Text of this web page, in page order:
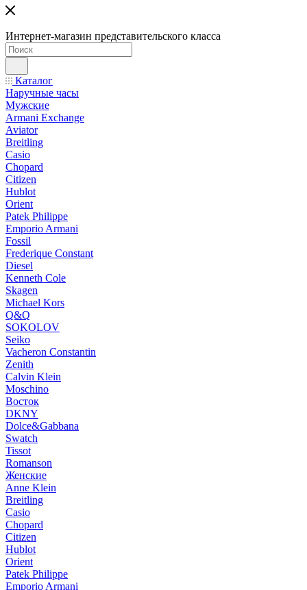
Интернет-магазин представительского класса
Каталог
Наручные часы
Мужские
Armani Exchange
Aviator
Breitling
Casio
Chopard
Citizen
Hublot
Orient
Patek Philippe
Emporio Armani
Fossil
Frederique Constant
Diesel
Kenneth Cole
Skagen
Michael Kors
Q&Q
SOKOLOV
Seiko
Vacheron Constantin
Zenith
Calvin Klein
Moschino
Восток
DKNY
Dolce&Gabbana
Swatch
Tissot
Romanson
Женские
Anne Klein
Breitling
Casio
Chopard
Citizen
Hublot
Orient
Patek Philippe
Emporio Armani